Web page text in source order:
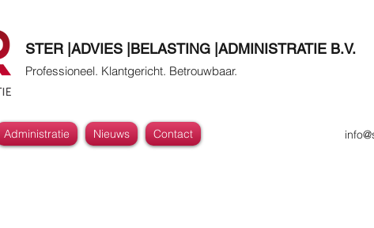
STER |ADVIES |BELASTING |ADMINISTRATIE B.V.
Professioneel. Klantgericht. Betrouwbaar.
Administratie Nieuws Contact